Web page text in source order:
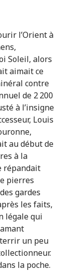
l’Orient à
Soleil, alors
aimait ce
contre
de 2 200
à l’insigne
Louis
au début de
à la
répandait
pierres
gardes
les faits,
légale qui
un peu
la poche.